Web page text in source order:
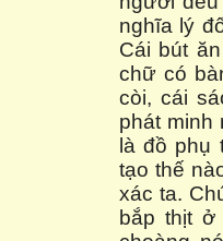
nghĩa lý
Cái bút
chữ có
còi, cái
phát minh
là đồ phụ
tạo thế
xác ta.
bắp thịt